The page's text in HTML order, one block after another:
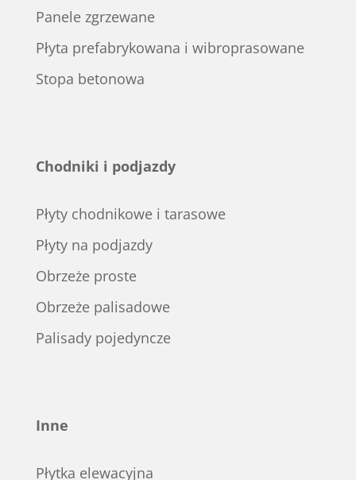
Panele zgrzewane
Płyta prefabrykowana i wibroprasowane
Stopa betonowa
Chodniki i podjazdy
Płyty chodnikowe i tarasowe
Płyty na podjazdy
Obrzeże proste
Obrzeże palisadowe
Palisady pojedyncze
Inne
Płytka elewacyjna